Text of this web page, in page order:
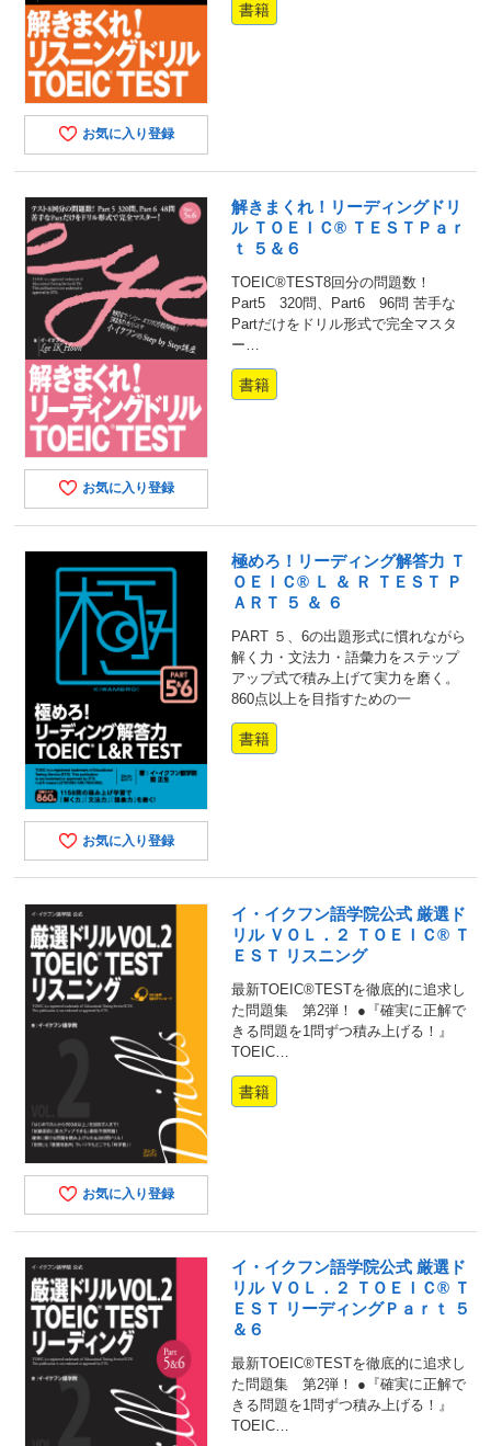
お気に入り登録
書籍
お気に入り登録
解きまくれ！リーディングドリ
ル ＴＯＥＩＣ® ＴＥＳＴＰａｒ
ｔ ５＆６
TOEIC®TEST8回分の問題数！
Part5 320問、Part6 96問 苦手な
Partだけをドリル形式で完全マスタ
ー…
書籍
お気に入り登録
極めろ！リーディング解答力 Ｔ
ＯＥＩＣ® Ｌ ＆ Ｒ ＴＥＳＴ Ｐ
ＡＲＴ ５ ＆ ６
PART ５、6の出題形式に慣れながら
解く力・文法力・語彙力をステップ
アップ式で積み上げて実力を磨く。
860点以上を目指すための一
書籍
お気に入り登録
イ・イクフン語学院公式 厳選ド
リル ＶＯＬ．２ ＴＯＥＩＣ® Ｔ
ＥＳＴ リスニング
最新TOEIC®TESTを徹底的に追求し
た問題集 第2弾！ ●『確実に正解で
きる問題を1問ずつ積み上げる！』
TOEIC…
書籍
イ・イクフン語学院公式 厳選ド
リル ＶＯＬ．２ ＴＯＥＩＣ® Ｔ
ＥＳＴ リーディングＰａｒｔ ５
＆６
最新TOEIC®TESTを徹底的に追求し
た問題集 第2弾！ ●『確実に正解で
きる問題を1問ずつ積み上げる！』
TOEIC…